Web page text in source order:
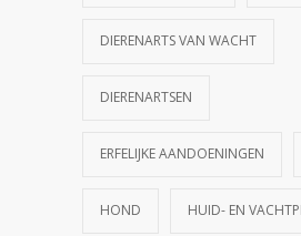
DIERENARTS VAN WACHT
DIERENARTSEN
ERFELIJKE AANDOENINGEN
HOND HUID- EN